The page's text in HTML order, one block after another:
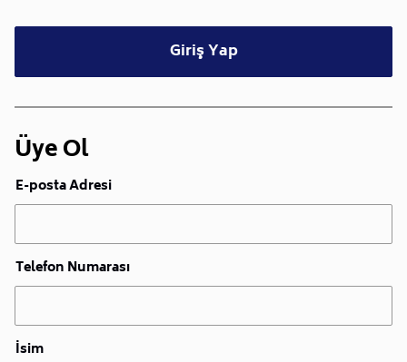
Giriş Yap
Üye Ol
E-posta Adresi
Telefon Numarası
İsim